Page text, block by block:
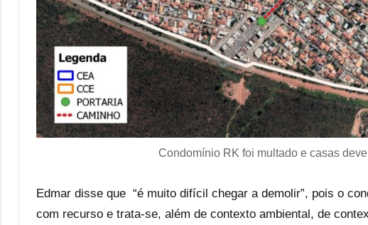
Condomínio RK foi multado e casas
Edmar disse que “é muito difícil chegar a demolir”, pois o
com recurso e trata-se, além de contexto ambiental, de